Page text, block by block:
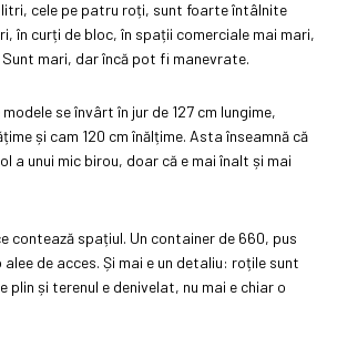
litri, cele pe patru roți, sunt foarte întâlnite
în curți de bloc, în spații comerciale mai mari,
mari, dar încă pot fi manevrate.
se învârt în jur de 127 cm lungime,
și cam 120 cm înălțime. Asta înseamnă că
a unui mic birou, doar că e mai înalt și mai
contează spațiul. Un container de 660, pus
de acces. Și mai e un detaliu: roțile sunt
plin și terenul e denivelat, nu mai e chiar o